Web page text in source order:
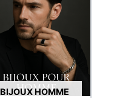
BIJOUX HOMME